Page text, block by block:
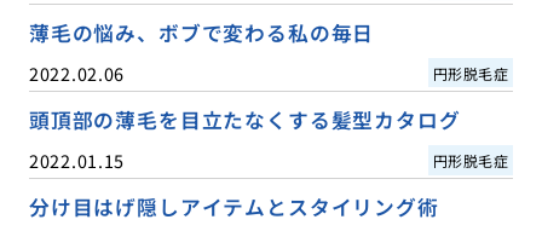
薄毛の悩み、ボブで変わる私の毎日
2022.02.06 円形脱毛症
頭頂部の薄毛を目立たなくする髪型カタログ
2022.01.15 円形脱毛症
分け目はげ隠しアイテムとスタイリング術